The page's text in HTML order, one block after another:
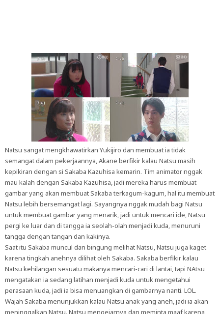
Natsu sangat mengkhawatirkan Yukijiro dan membuat ia tidak
semangat dalam pekerjaannya, Akane berfikir kalau Natsu masih
kepikiran dengan si Sakaba Kazuhisa kemarin. Tim animator nggak
mau kalah dengan Sakaba Kazuhisa, jadi mereka harus membuat
gambar yang akan membuat Sakaba terkagum-kagum, hal itu membuat
Natsu lebih bersemangat lagi. Sayangnya nggak mudah bagi Natsu
untuk membuat gambar yang menarik, jadi untuk mencari ide, Natsu
pergi ke luar dan di tangga ia seolah-olah menjadi kuda, menuruni
tangga dengan tangan dan kakinya.
Saat itu Sakaba muncul dan bingung melihat Natsu, Natsu juga kaget
karena tingkah anehnya dilihat oleh Sakaba. Sakaba berfikir kalau
Natsu kehilangan sesuatu makanya mencari-cari di lantai, tapi NAtsu
mengatakan ia sedang latihan menjadi kuda untuk mengetahui
perasaan kuda, jadi ia bisa menuangkan di gambarnya nanti. LOL.
Wajah Sakaba menunjukkan kalau Natsu anak yang aneh, jadi ia akan
meninggalkan Natsu. Natsu mengejarnya dan meminta maaf karena